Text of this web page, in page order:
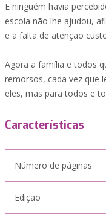
E ninguém havia
escola não lhe ajudou,
e a falta de atenção
Agora a família e todos
remorsos, cada vez que
eles, mas para todos e
Características
Número de páginas
Edição